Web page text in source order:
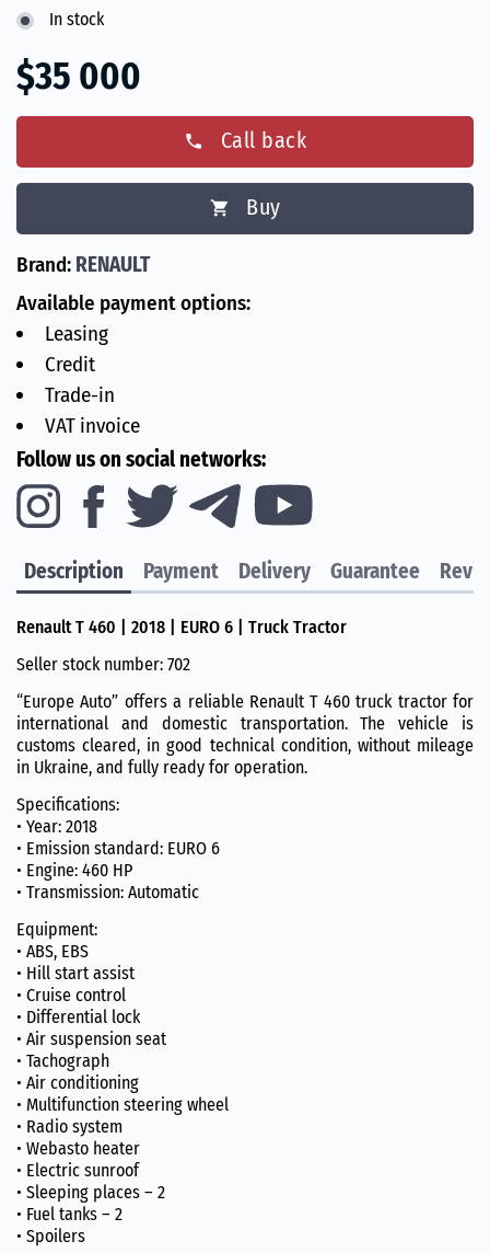
In stock
$35 000
phone Call back
shopping_cart Buy
Brand: RENAULT
Available payment options:
Leasing
Credit
Trade-in
VAT invoice
Follow us on social networks:
Description Payment Delivery Guarantee
Renault T 460 | 2018 | EURO 6 | Truck Tractor
Seller stock number: 702
“Europe Auto” offers a reliable Renault T 460 truck tractor for
international and domestic transportation. The vehicle is
customs cleared, in good technical condition, without mileage
in Ukraine, and fully ready for operation.
Specifications:
• Year: 2018
• Emission standard: EURO 6
• Engine: 460 HP
• Transmission: Automatic
Equipment:
• ABS, EBS
• Hill start assist
• Cruise control
• Differential lock
• Air suspension seat
• Tachograph
• Air conditioning
• Multifunction steering wheel
• Radio system
• Webasto heater
• Electric sunroof
• Sleeping places – 2
• Fuel tanks – 2
• Spoilers